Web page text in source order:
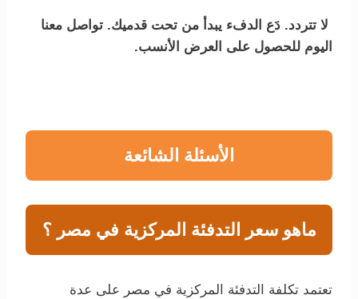
لا تتردد. دَع الدفء يبدأ من تحت قدميك. تواصل معنا
اليوم للحصول على العرض الأنسب.
الأسئلة الشائعة
ماهو سعر التدفئة المركزية في مصر ؟
تعتمد تكلفة التدفئة المركزية في مصر على عدة